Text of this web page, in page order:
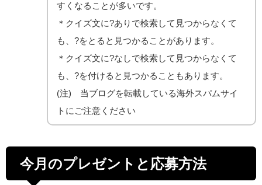
すくなることが多いです。
＊クイズ文に?ありで検索して見つからなくて
も、?をとると見つかることがあります。
＊クイズ文に?なしで検索して見つからなくて
も、?を付けると見つかることもあります。
(注) 当ブログを転載している海外スパムサイ
トにご注意ください
今月のプレゼントと応募方法